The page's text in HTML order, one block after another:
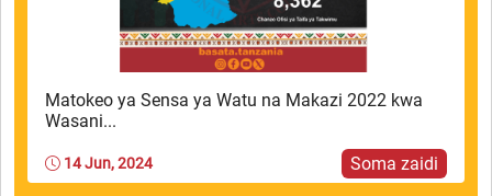
Matokeo ya Sensa ya Watu na Makazi 2022 kwa
Wasani...
14 Jun, 2024 Soma zaidi